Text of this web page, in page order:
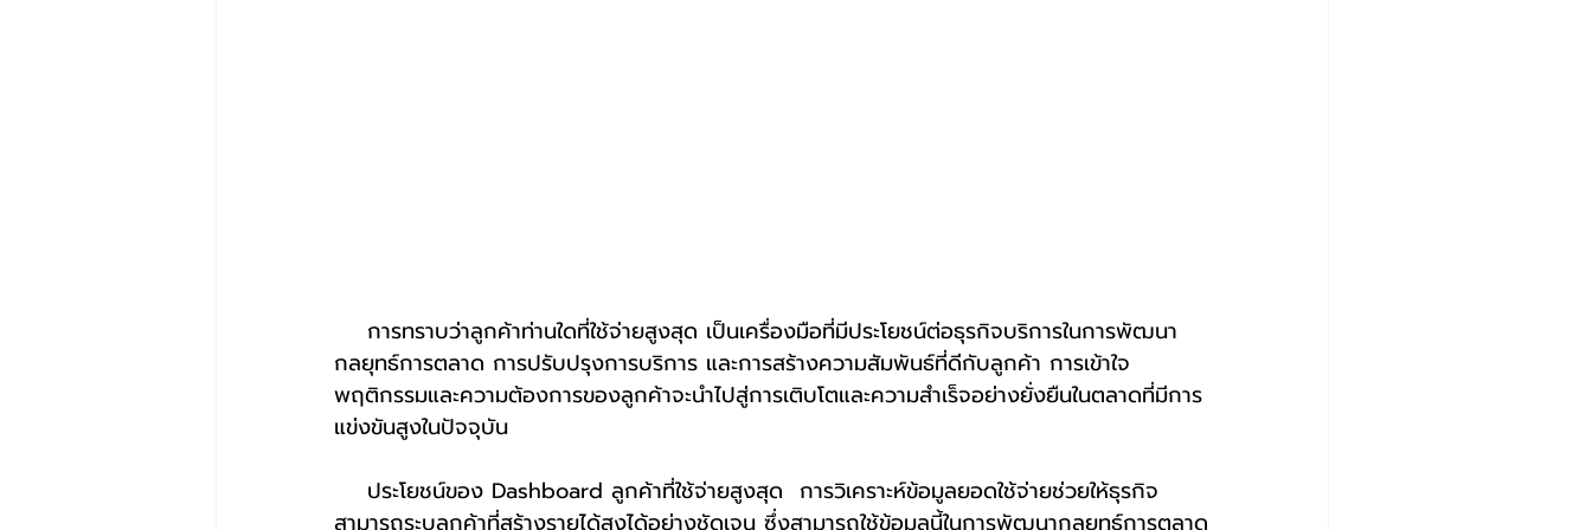
กลยุทธ์การตลาด การปรับปรุงการบริการ และการสร้างความสัมพันธ์ที่ดีกับลูกค้า การเข้าใจ
พฤติกรรมและความต้องการของลูกค้าจะนำไปสู่การเติบโตและความสำเร็จอย่างยั่งยืนในตลาดที่มีการ
แข่งขันสูงในปัจจุบัน
สามารถระบุลูกค้าที่สร้างรายได้สูงได้อย่างชัดเจน ซึ่งสามารถใช้ข้อมูลนี้ในการพัฒนากลยุทธ์การตลาด